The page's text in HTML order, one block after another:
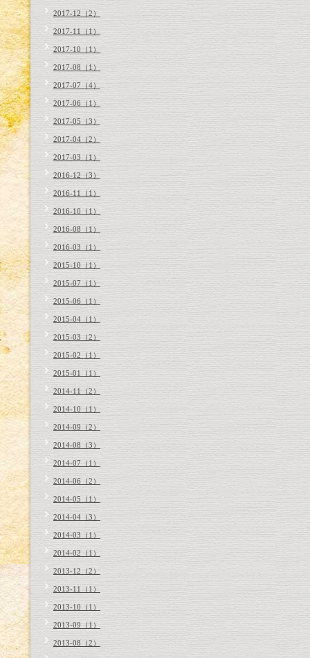
2017-12（2）
2017-11（1）
2017-10（1）
2017-08（1）
2017-07（4）
2017-06（1）
2017-05（3）
2017-04（2）
2017-03（1）
2016-12（3）
2016-11（1）
2016-10（1）
2016-08（1）
2016-03（1）
2015-10（1）
2015-07（1）
2015-06（1）
2015-04（1）
2015-03（2）
2015-02（1）
2015-01（1）
2014-11（2）
2014-10（1）
2014-09（2）
2014-08（3）
2014-07（1）
2014-06（2）
2014-05（1）
2014-04（3）
2014-03（1）
2014-02（1）
2013-12（2）
2013-11（1）
2013-10（1）
2013-09（1）
2013-08（2）